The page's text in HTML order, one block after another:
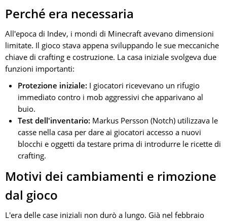
Perché era necessaria
All'epoca di Indev, i mondi di Minecraft avevano dimensioni
limitate. Il gioco stava appena sviluppando le sue meccaniche
chiave di crafting e costruzione. La casa iniziale svolgeva due
funzioni importanti:
Protezione iniziale: I giocatori ricevevano un rifugio
immediato contro i mob aggressivi che apparivano al
buio.
Test dell'inventario: Markus Persson (Notch) utilizzava le
casse nella casa per dare ai giocatori accesso a nuovi
blocchi e oggetti da testare prima di introdurre le ricette di
crafting.
Motivi dei cambiamenti e rimozione
dal gioco
L'era delle case iniziali non durò a lungo. Già nel febbraio